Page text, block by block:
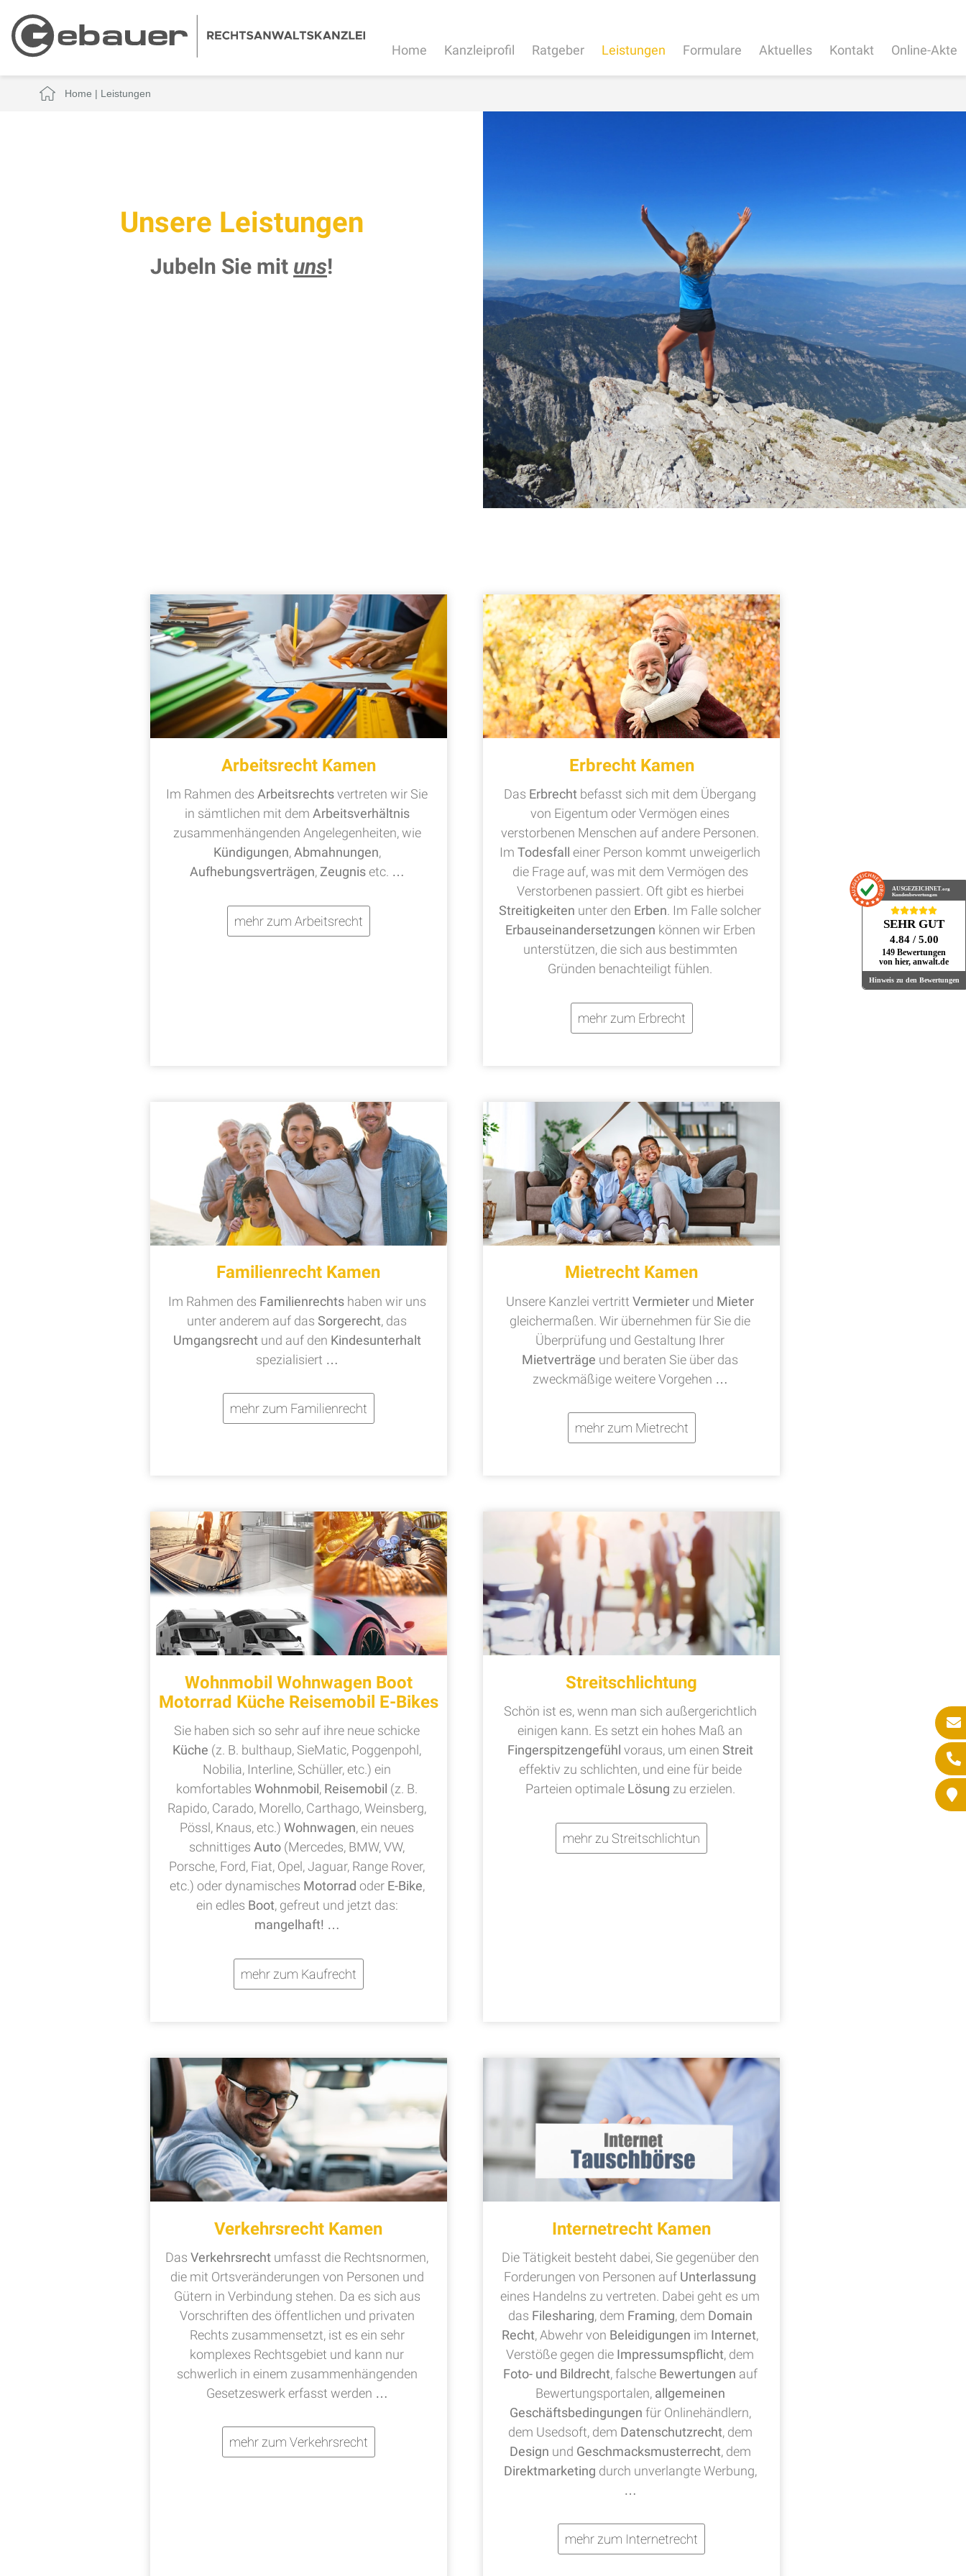
Home Kanzleiprofil Ratgeber Leistungen Formulare Aktuelles Kontakt Online-Akte
Home | Leistungen
Unsere Leistungen
Jubeln Sie mit uns!
Arbeitsrecht Kamen
Im Rahmen desArbeitsrechtsvertreten wir Sie
in sämtlichen mit dem Arbeitsverhältnis
zusammenhängenden Angelegenheiten, wie
Kündigungen,Abmahnungen,
Aufhebungsverträgen, Zeugnisetc. …
mehr zum Arbeitsrecht
Erbrecht Kamen
Das Erbrecht befasst sich mit dem Übergang
von Eigentum oder Vermögen eines
verstorbenen Menschen auf andere Personen.
ImTodesfalleiner Person kommt unweigerlich
die Frage auf, was mit dem Vermögen des
Verstorbenen passiert. Oft gibt es hierbei
Streitigkeiten unter den Erben . Im Falle solcher
Erbauseinandersetzungen können wir Erben
unterstützen, die sich aus bestimmten
Gründen benachteiligt fühlen.
mehr zum Erbrecht
Familienrecht Kamen
Im Rahmen des Familienrechts haben wir uns
unter anderem auf dasSorgerecht, das
Umgangsrecht und auf den Kindesunterhalt
spezialisiert …
mehr zum Familienrecht
Mietrecht Kamen
Unsere Kanzlei vertrittVermieter und Mieter
gleichermaßen. Wir übernehmen für Sie die
Überprüfung und Gestaltung Ihrer
Mietverträge und beraten Sie über das
zweckmäßige weitere Vorgehen …
mehr zum Mietrecht
Wohnmobil Wohnwagen Boot
Motorrad Küche Reisemobil E-Bikes
Sie haben sich so sehr auf ihre neue schicke
Küche (z. B. bulthaup, SieMatic, Poggenpohl,
Nobilia, Interline, Schüller, etc.) ein
komfortablesWohnmobil, Reisemobil (z. B.
Rapido, Carado, Morello, Carthago, Weinsberg,
Pössl, Knaus, etc.)Wohnwagen, ein neues
schnittigesAuto (Mercedes, BMW, VW,
Porsche, Ford, Fiat, Opel, Jaguar, Range Rover,
etc.) oder dynamisches Motorrad oder E-Bike,
ein edles Boot, gefreut und jetzt das:
mangelhaft! …
mehr zum Kaufrecht
Streitschlichtung
Schön ist es, wenn man sich außergerichtlich
einigen kann. Es setzt ein hohes Maß an
Fingerspitzengefühl voraus, um einen Streit
effektiv zu schlichten, und eine für beide
Parteien optimale Lösung zu erzielen.
mehr zu Streitschlichtun
Verkehrsrecht Kamen
DasVerkehrsrecht umfasst die Rechtsnormen,
die mit Ortsveränderungen von Personen und
Gütern in Verbindung stehen. Da es sich aus
Vorschriften des öffentlichen und privaten
Rechts zusammensetzt, ist es ein sehr
komplexes Rechtsgebiet und kann nur
schwerlich in einem zusammenhängenden
Gesetzeswerk erfasst werden …
mehr zum Verkehrsrecht
Internetrecht Kamen
Die Tätigkeit besteht dabei, Sie gegenüber den
Forderungen von Personen auf Unterlassung
eines Handelns zu vertreten. Dabei geht es um
das Filesharing, dem Framing, dem Domain
Recht, Abwehr von Beleidigungen im Internet,
Verstöße gegen die Impressumspflicht, dem
Foto- und Bildrecht, falsche Bewertungen auf
Bewertungsportalen, allgemeinen
Geschäftsbedingungen für Onlinehändlern,
dem Usedsoft, dem Datenschutzrecht, dem
Design und Geschmacksmusterrecht, dem
Direktmarketing durch unverlangte Werbung,
…
mehr zum Internetrecht
AUSGEZEICHNET.org
Kundenbewertungen
SEHR GUT
4.84 / 5.00
149 Bewertungen
von hier, anwalt.de
Hinweis zu den Bewertungen